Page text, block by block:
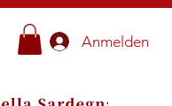
Anmelden